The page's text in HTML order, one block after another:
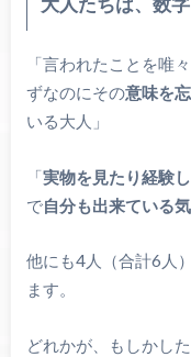
「言われたことを唯
ずなのにその意味を
いる大人」
「実物を見たり経験
で自分も出来ている
他にも4人（合計6人
ます。
どれかが、もしかし